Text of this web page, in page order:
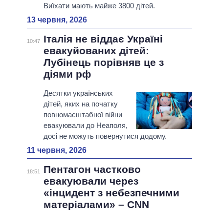
Виїхати мають майже 3800 дітей.
13 червня, 2026
10:47
Італія не віддає Україні
евакуйованих дітей:
Лубінець порівняв це з
діями рф
Десятки українських
дітей, яких на початку
повномасштабної війни
евакуювали до Неаполя,
досі не можуть повернутися додому.
11 червня, 2026
18:51
Пентагон частково
евакуювали через
«інцидент з небезпечними
матеріалами» – CNN